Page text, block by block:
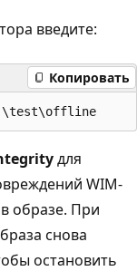
введите:
Копировать
для
WIM-
образе. При
снова
остановить